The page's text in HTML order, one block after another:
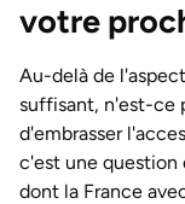
votre
Au-delà de
suffisant, n'est-ce
d'embrasser
c'est une question
dont la France